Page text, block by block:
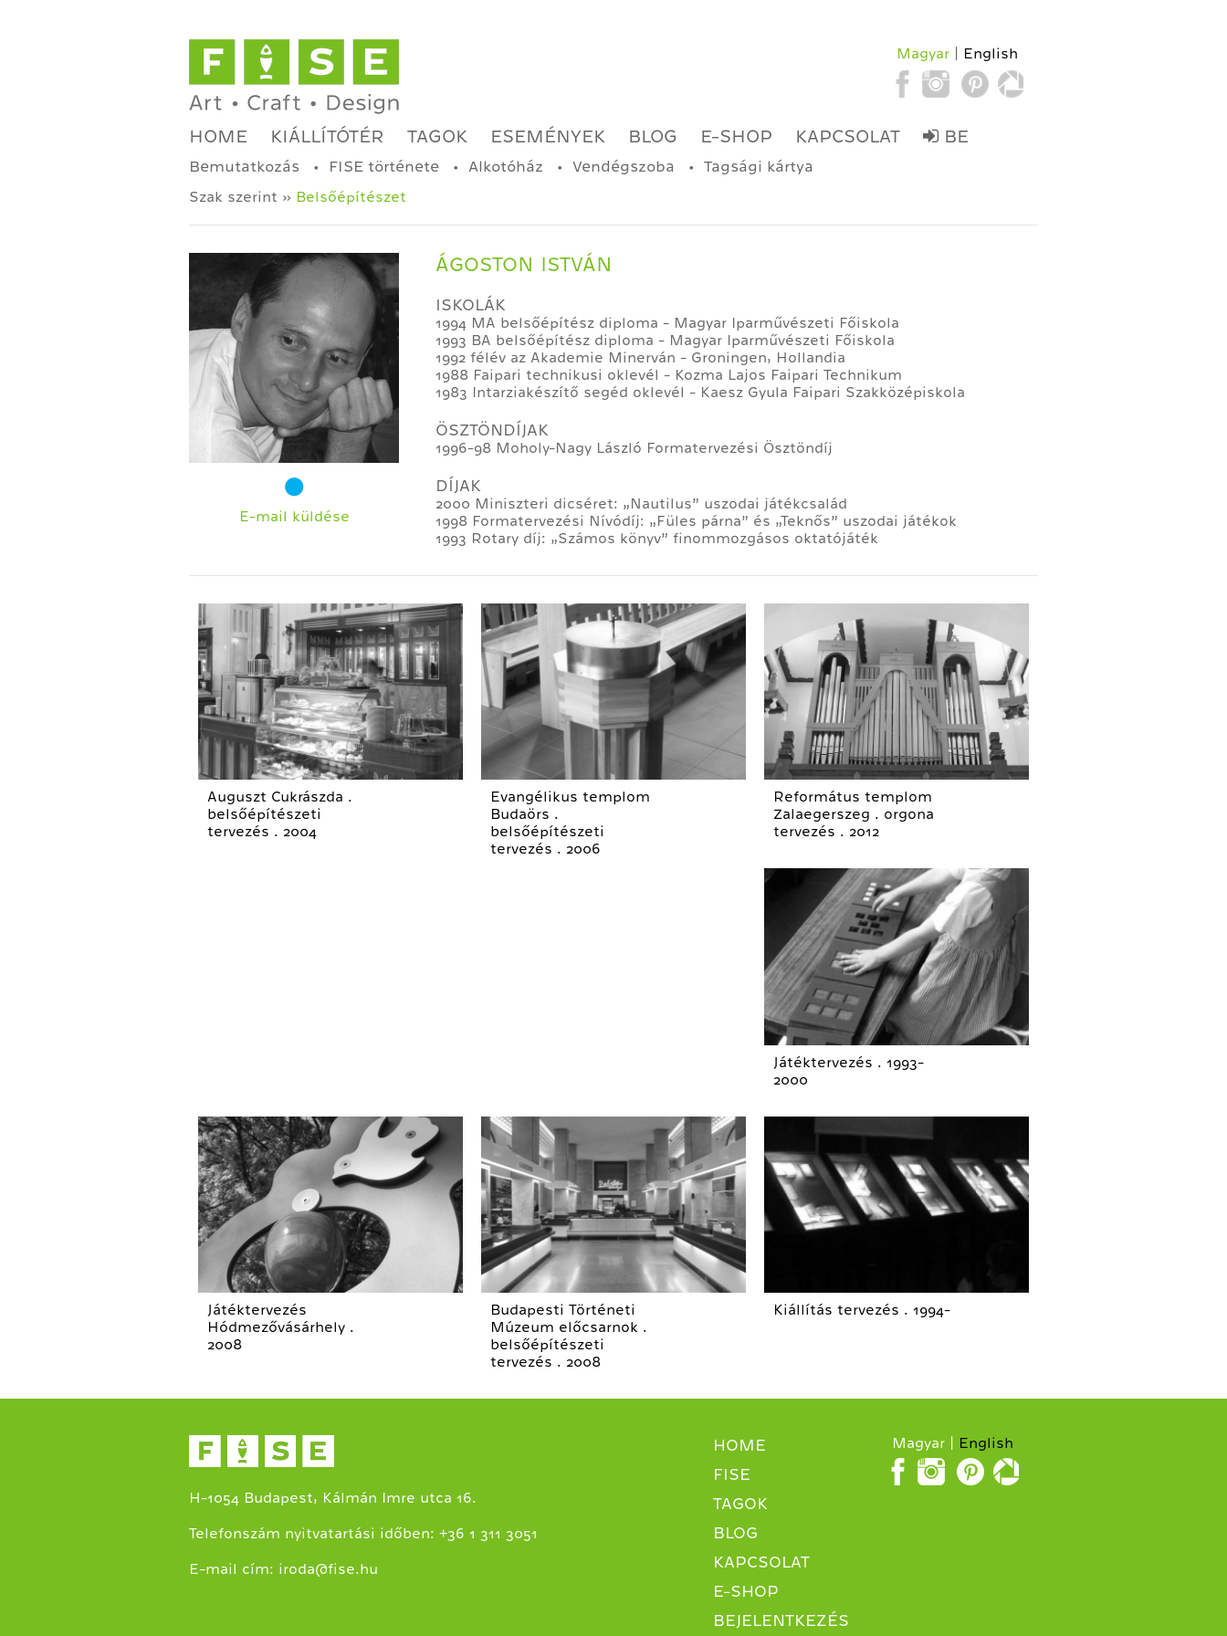
Magyar English
HOME KIÁLLÍTÓTÉR TAGOK ESEMÉNYEK BLOG E-SHOP KAPCSOLAT BE
Bemutatkozás FISE története Alkotóház Vendégszoba Tagsági kártya
Szak szerint » Belsőépítészet
E-mail küldése
ÁGOSTON ISTVÁN
ISKOLÁK
1994 MA belsőépítész diploma - Magyar Iparművészeti Főiskola
1993 BA belsőépítész diploma - Magyar Iparművészeti Főiskola
1992 félév az Akademie Minerván - Groningen, Hollandia
1988 Faipari technikusi oklevél - Kozma Lajos Faipari Technikum
1983 Intarziakészítő segéd oklevél - Kaesz Gyula Faipari Szakközépiskola
ÖSZTÖNDÍJAK
1996-98 Moholy-Nagy László Formatervezési Ösztöndíj
DÍJAK
2000 Miniszteri dicséret: „Nautilus” uszodai játékcsalád
1998 Formatervezési Nívódíj: „Füles párna” és „Teknős” uszodai játékok
1993 Rotary díj: „Számos könyv” finommozgásos oktatójáték
Auguszt Cukrászda .
belsőépítészeti
tervezés . 2004
Evangélikus templom
Budaörs .
belsőépítészeti
tervezés . 2006
Református templom
Zalaegerszeg . orgona
tervezés . 2012
Játéktervezés . 1993-
2000
Játéktervezés
Hódmezővásárhely .
2008
Budapesti Történeti
Múzeum előcsarnok .
belsőépítészeti
tervezés . 2008
Kiállítás tervezés . 1994-
H-1054 Budapest, Kálmán Imre utca 16.
Telefonszám nyitvatartási időben: +36 1 311 3051
E-mail cím: iroda@fise.hu
HOME
FISE
TAGOK
BLOG
KAPCSOLAT
E-SHOP
BEJELENTKEZÉS
Magyar English